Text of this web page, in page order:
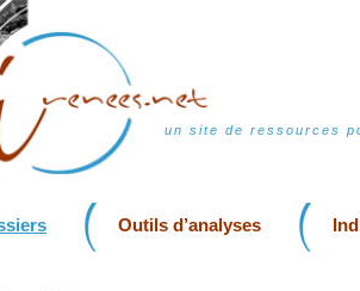
un site de ressources
Outils d’analyses